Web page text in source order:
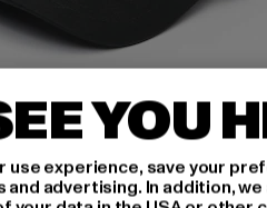
KANI
YOU
experience, save your
advertising. In addition,